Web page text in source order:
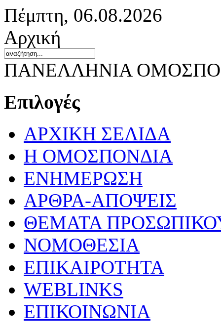
Πέμπτη, 06.08.2026
Αρχική
ΠΑΝΕΛΛΗΝΙΑ
Επιλογές
ΑΡΧΙΚΗ ΣΕΛΙΔΑ
Η ΟΜΟΣΠΟΝΔΙΑ
ΕΝΗΜΕΡΩΣΗ
ΑΡΘΡΑ-ΑΠΟΨΕΙΣ
ΘΕΜΑΤΑ
ΝΟΜΟΘΕΣΙΑ
ΕΠΙΚΑΙΡΟΤΗΤΑ
WEBLINKS
ΕΠΙΚΟΙΝΩΝΙΑ